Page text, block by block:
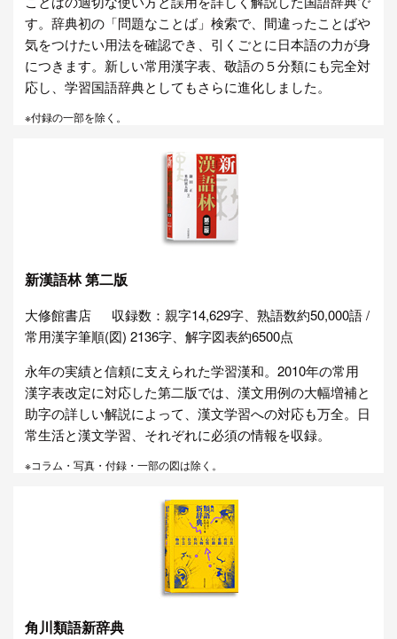
す。辞典初の「問題なことば」検索で、間違ったことばや
気をつけたい用法を確認でき、引くごとに日本語の力が身
につきます。新しい常用漢字表、敬語の５分類にも完全対
応し、学習国語辞典としてもさらに進化しました。
※付録の一部を除く。
新漢語林 第二版
大修館書店
収録数：親字14,629字、熟語数約50,000語 /
常用漢字筆順(図) 2136字、解字図表約6500点
永年の実績と信頼に支えられた学習漢和。2010年の常用
漢字表改定に対応した第二版では、漢文用例の大幅増補と
助字の詳しい解説によって、漢文学習への対応も万全。日
常生活と漢文学習、それぞれに必須の情報を収録。
※コラム・写真・付録・一部の図は除く。
角川類語新辞典